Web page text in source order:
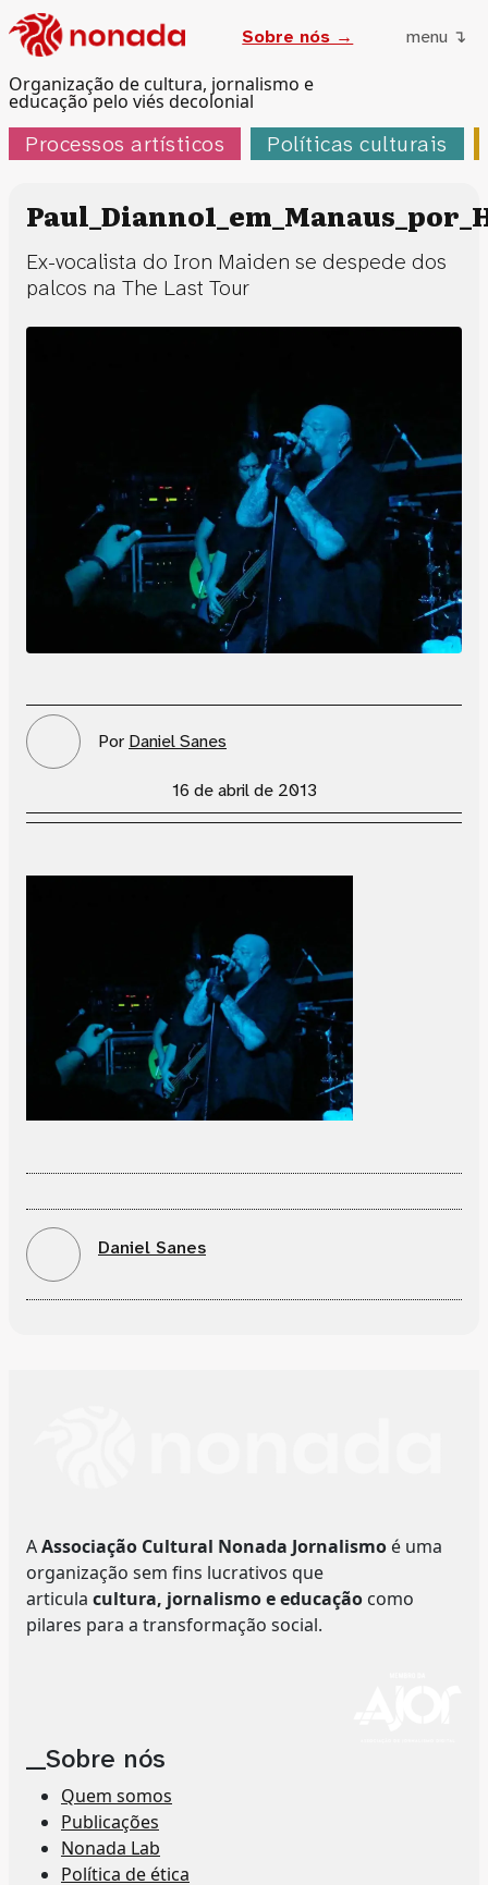
Organização de cultura, jornalismo e
educação pelo viés decolonial
Sobre nós → menu ↴
Processos artísticos Políticas culturais
Ex-vocalista do Iron Maiden se despede dos
palcos na The Last Tour
Por Daniel Sanes
16 de abril de 2013
Daniel Sanes
AAssociação Cultural Nonada Jornalismo é uma
organização sem fins lucrativos que
articula cultura, jornalismo e educação como
pilares para a transformação social.
__Sobre nós
Quem somos
Publicações
Nonada Lab
Política de ética